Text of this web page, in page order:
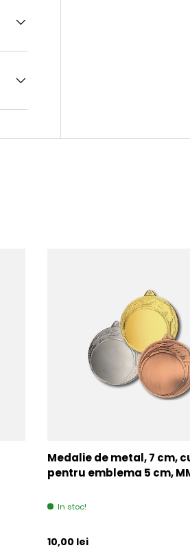
Medalie de metal, 7 cm,
pentru emblema 5 cm,
In stoc!
Pret initial
10,00 lei